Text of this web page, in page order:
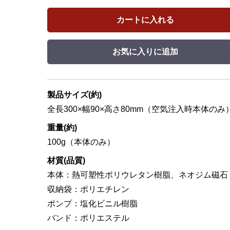
カートに入れる
お気に入りに追加
製品サイズ(約)
全長300×幅90×高さ80mm（空気注入時本体のみ
重量(約)
100g（本体のみ）
材質(品質)
本体：熱可塑性ポリウレタン樹脂、ネオジム磁石
収納袋：ポリエチレン
ポンプ：塩化ビニル樹脂
バンド：ポリエステル